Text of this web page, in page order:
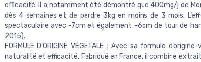
efficacité. Il a notamment été démontré que 400mg/j de
dès 4 semaines et de perdre 3kg en moins de 3 mois.
spectaculaire avec -7cm et également -6cm de tour de
2015).
FORMULE D’ORIGINE VÉGÉTALE : Avec sa formule
naturalité et efficacité. Fabriqué en France, il combine